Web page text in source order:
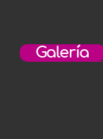
Galería